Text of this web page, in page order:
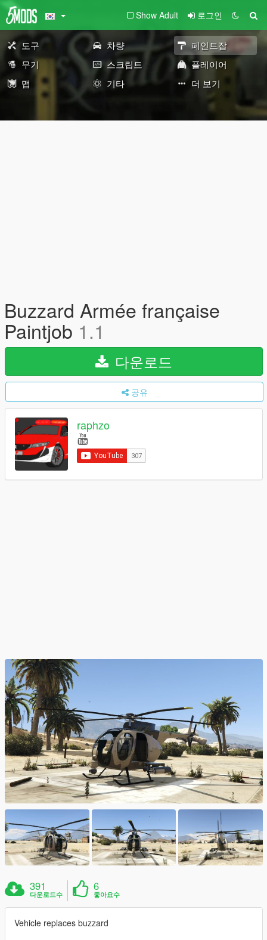
Show Adult 로그인
도구 차량
페인트잡
무기
스크립트
플레이어
맵
기타 더 보기
Buzzard Armée française
Paintjob 1.1
다운로드
공유
raphzo
391
다운로드수
6
좋아요수
Vehicle replaces buzzard